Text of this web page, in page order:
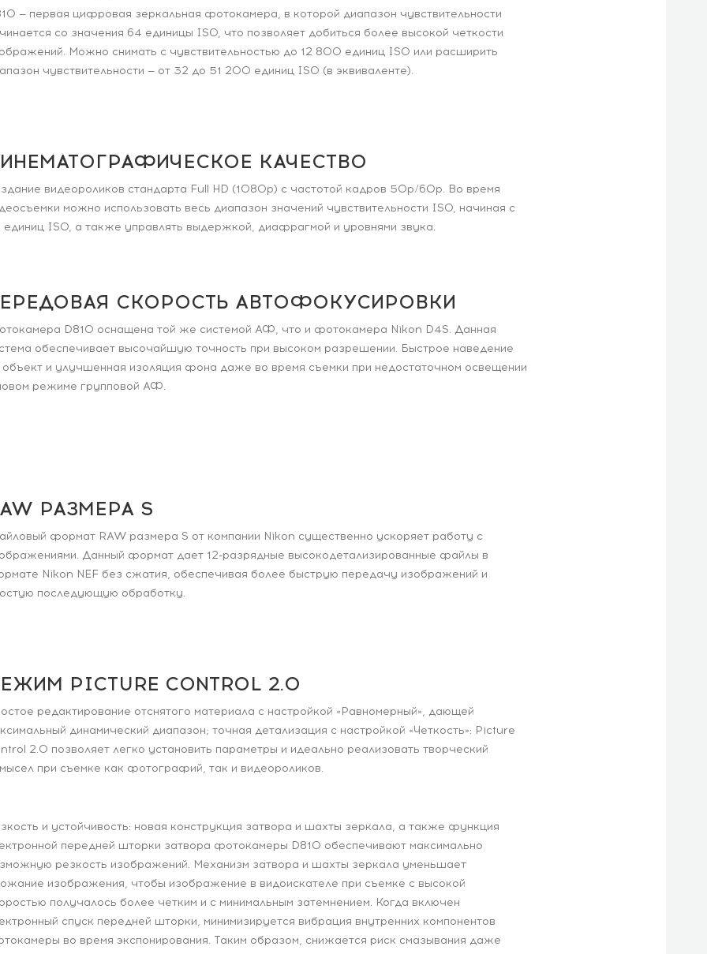
— первая цифровая зеркальная фотокамера, в которой диапазон чувствительности
со значения 64 единицы ISO, что позволяет добиться более высокой четкости
Можно снимать с чувствительностью до 12 800 единиц ISO или расширить
чувствительности — от 32 до 51 200 единиц ISO (в эквиваленте).
КАЧЕСТВО
видеороликов стандарта Full HD (1080p) с частотой кадров 50p/60p. Во время
можно использовать весь диапазон значений чувствительности ISO, начиная с
единиц ISO, а также управлять выдержкой, диафрагмой и уровнями звука.
СКОРОСТЬ АВТОФОКУСИРОВКИ
D810 оснащена той же системой АФ, что и фотокамера Nikon D4S. Данная
обеспечивает высочайшую точность при высоком разрешении. Быстрое наведение
объект и улучшенная изоляция фона даже во время съемки при недостаточном освещении
режиме групповой АФ.
РАЗМЕРА S
формат RAW размера S от компании Nikon существенно ускоряет работу с
Данный формат дает 12-разрядные высокодетализированные файлы в
Nikon NEF без сжатия, обеспечивая более быструю передачу изображений и
последующую обработку.
PICTURE CONTROL 2.0
редактирование отснятого материала с настройкой «Равномерный», дающей
динамический диапазон; точная детализация с настройкой «Четкость»: Picture
2.0 позволяет легко установить параметры и идеально реализовать творческий
при съемке как фотографий, так и видеороликов.
и устойчивость: новая конструкция затвора и шахты зеркала, а также функция
передней шторки затвора фотокамеры D810 обеспечивают максимально
резкость изображений. Механизм затвора и шахты зеркала уменьшает
изображения, чтобы изображение в видоискателе при съемке с высокой
получалось более четким и с минимальным затемнением. Когда включен
спуск передней шторки, минимизируется вибрация внутренних компонентов
во время экспонирования. Таким образом, снижается риск смазывания даже